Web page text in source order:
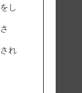
し
れ